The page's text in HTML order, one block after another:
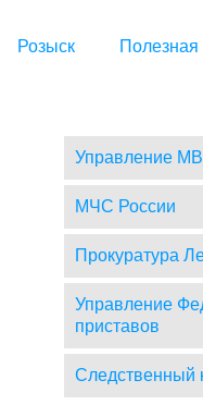
Розыск
Управление
МЧС России
Прокуратура
Управление
приставов
Следственный